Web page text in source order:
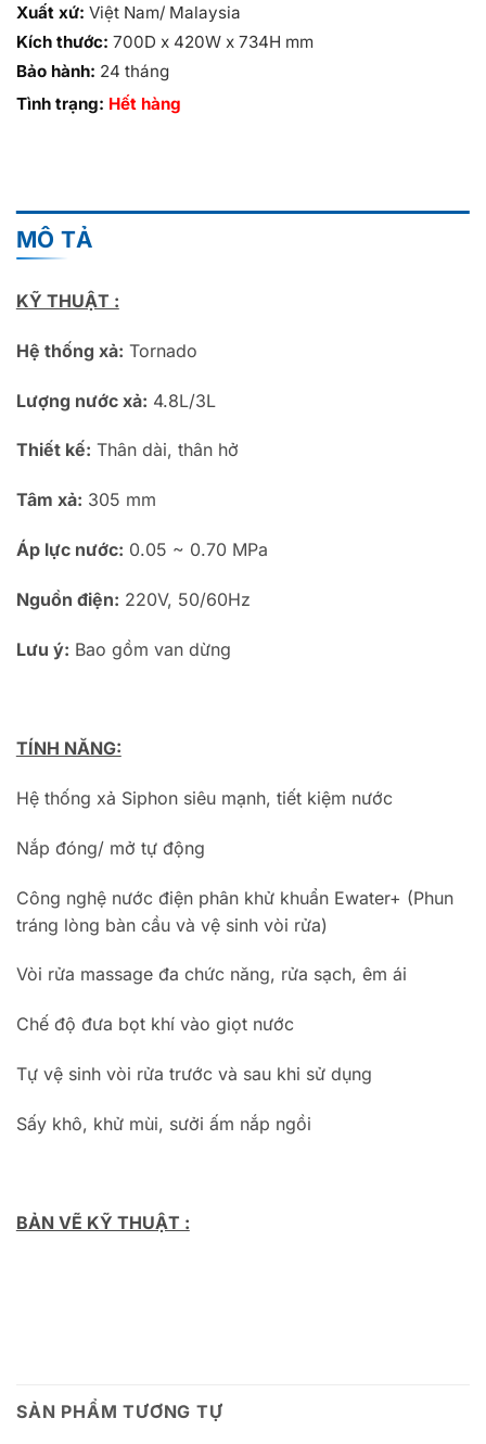
Xuất xứ: Việt Nam/ Malaysia
Kích thước: 700D x 420W x 734H mm
Bảo hành: 24 tháng
Tình trạng: Hết hàng
MÔ TẢ
KỸ THUẬT :
Hệ thống xả: Tornado
Lượng nước xả: 4.8L/3L
Thiết kế: Thân dài, thân hở
Tâm xả: 305 mm
Áp lực nước: 0.05 ~ 0.70 MPa
Nguồn điện: 220V, 50/60Hz
Lưu ý: Bao gồm van dừng
TÍNH NĂNG:
Hệ thống xả Siphon siêu mạnh, tiết kiệm nước
Nắp đóng/ mở tự động
Công nghệ nước điện phân khử khuẩn Ewater+ (Phun
tráng lòng bàn cầu và vệ sinh vòi rửa)
Vòi rửa massage đa chức năng, rửa sạch, êm ái
Chế độ đưa bọt khí vào giọt nước
Tự vệ sinh vòi rửa trước và sau khi sử dụng
Sấy khô, khử mùi, sưởi ấm nắp ngồi
BẢN VẼ KỸ THUẬT :
SẢN PHẨM TƯƠNG TỰ